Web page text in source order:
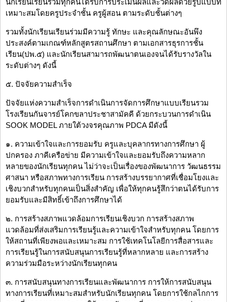
นักเรียนเรียนร่วมทุกคนได้รับการประเมินผลและวัดผลด้วยรูปแบบที่
เหมาะสมโดยครูประจำชั้น ครูผู้สอน ตามระดับชั้นต่างๆ
รวมทั้งนักเรียนเรียนร่วมมีความรู้ ทักษะ และคุณลักษณะอันพึง
ประสงค์ตามเกณฑ์หลักสูตรสถานศึกษา ตามเอกสารธุรการชั้น
เรียน(ปพ.๕) และนักเรียนสามารถพัฒนาตนเองจนได้รับรางวัลใน
ระดับต่างๆ ดังนี้
๕. ปัจจัยความสำเร็จ
ปัจจัยแห่งความสำเร็จการดำเนินการจัดการศึกษาแบบเรียนรวม
โรงเรียนกันจารย์โคกขลาประชาสามัคคี ด้วยกระบวนการดำเนิน
SOOK MODEL ภายใต้วงจรคุณภาพ PDCA มีดังนี้
๑. ความเข้าใจและการยอมรับ ครูและบุคลากรทางการศึกษา ผู้
ปกครอง ภาคีเครือข่าย มีความเข้าใจและยอมรับถึงความหลาก
หลายของนักเรียนทุกคน ไม่ว่าจะเป็นเรื่องของพัฒนาการ วัฒนธรรม
ศาสนา หรือสภาพทางการเรียน การสร้างบรรยากาศที่เชื่อมโยงและ
เชิงบวกสำหรับทุกคนเป็นสิ่งสำคัญ เพื่อให้ทุกคนรู้สึกว่าตนได้รับการ
ยอมรับและมีสิทธิ์เข้าถึงการศึกษาได้
๒. การสร้างสภาพแวดล้อมการเรียนเชิงบวก การสร้างสภาพ
แวดล้อมที่ส่งเสริมการเรียนรู้และความเข้าใจสำหรับทุกคน โดยการ
ให้สถานที่เพียงพอและเหมาะสม การใช้เทคโนโลยีการสื่อสารและ
การเรียนรู้ในการสนับสนุนการเรียนรู้ที่หลากหลาย และการสร้าง
ความร่วมมือระหว่างนักเรียนทุกคน
๓. การสนับสนุนทางการเรียนและพัฒนาการ การให้การสนับสนุน
ทางการเรียนที่เหมาะสมสำหรับนักเรียนทุกคน โดยการใช้กลไกการ